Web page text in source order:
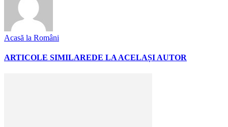
Acasă la Români
ARTICOLE SIMILAREDE LA ACELAȘI AUTOR